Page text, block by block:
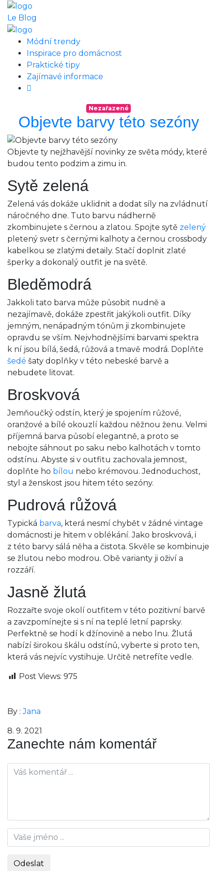
Le Blog
Módní trendy
Inspirace pro domácnost
Praktické tipy
Zajímavé informace
Nezařazené
Objevte barvy této sezóny
Objevte ty nejžhavější novinky ze světa módy, které
budou tento podzim a zimu in.
Sytě zelená
Zelená vás dokáže uklidnit a dodat síly na zvládnutí
náročného dne. Tuto barvu nádherně
zkombinujete s černou a zlatou. Spojte sytě zelený
pletený svetr s černými kalhoty a černou crossbody
kabelkou se zlatými detaily. Stačí doplnit zlaté
šperky a dokonalý outfit je na světě.
Bleděmodrá
Jakkoli tato barva může působit nudně a
nezajímavě, dokáže zpestřit jakýkoli outfit. Díky
jemným, nenápadným tónům ji zkombinujete
opravdu se vším. Nejvhodnějšími barvami spektra
k ní jsou bílá, šedá, růžová a tmavě modrá. Doplňte
šedé šaty doplňky v této nebeské barvě a
nebudete litovat.
Broskvová
Jemňoučký odstín, který je spojením růžové,
oranžové a bílé okouzlí každou něžnou ženu. Velmi
příjemná barva působí elegantně, a proto se
nebojte sáhnout po saku nebo kalhotách v tomto
odstínu. Abyste si v outfitu zachovala jemnost,
doplňte ho bílou nebo krémovou. Jednoduchost,
styl a ženskost jsou hitem této sezóny.
Pudrová růžová
Typická barva, která nesmí chybět v žádné vintage
domácnosti je hitem v oblékání. Jako broskvová, i
z této barvy sálá něha a čistota. Skvěle se kombinuje
se žlutou nebo modrou. Obě varianty ji oživí a
rozzáří.
Jasně žlutá
Rozzařte svoje okolí outfitem v této pozitivní barvě
a zavzpomínejte si s ní na teplé letní paprsky.
Perfektně se hodí k džínovině a nebo lnu. Žlutá
nabízí širokou škálu odstínů, vyberte si proto ten,
která vás nejvíc vystihuje. Určitě netrefíte vedle.
Post Views: 975
By :Jana
8. 9. 2021
Zanechte nám komentář